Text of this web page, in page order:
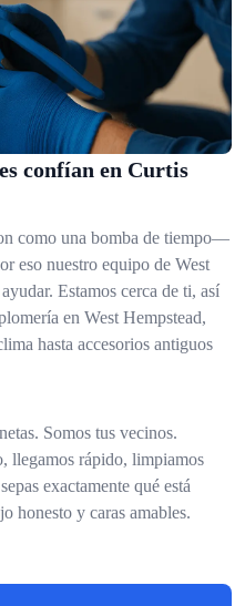
confían en Curtis
como una bomba de tiempo—
eso nuestro equipo de West
Estamos cerca de ti, así
en West Hempstead,
hasta accesorios antiguos
Somos tus vecinos.
llegamos rápido, limpiamos
exactamente qué está
honesto y caras amables.